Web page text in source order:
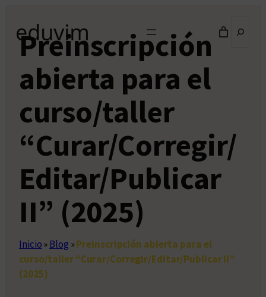
contenido
Preinscripción
abierta para el
curso/taller
“Curar/Corregir/
Editar/Publicar
II” (2025)
Inicio» Blog »Preinscripción abierta para el
curso/taller “Curar/Corregir/Editar/Publicar II”
(2025)